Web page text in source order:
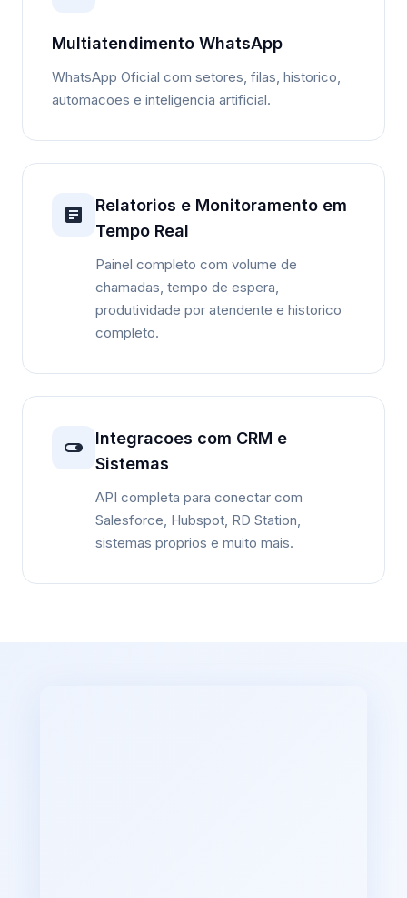
Multiatendimento WhatsApp
WhatsApp Oficial com setores, filas, historico,
automacoes e inteligencia artificial.
Relatorios e Monitoramento em
Tempo Real
Painel completo com volume de
chamadas, tempo de espera,
produtividade por atendente e historico
completo.
Integracoes com CRM e
Sistemas
API completa para conectar com
Salesforce, Hubspot, RD Station,
sistemas proprios e muito mais.